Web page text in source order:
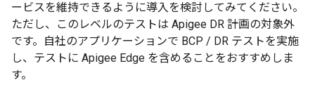
ービスを維持できるように導入を検討してみてください。
ただし、このレベルのテストは Apigee DR 計画の対象外
です。自社のアプリケーションで BCP / DR テストを実施
し、テストに Apigee Edge を含めることをおすすめしま
す。